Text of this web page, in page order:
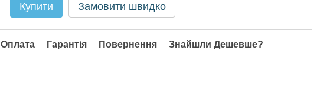
Купити Замовити швидко
Оплата Гарантія Повернення Знайшли Дешевше?